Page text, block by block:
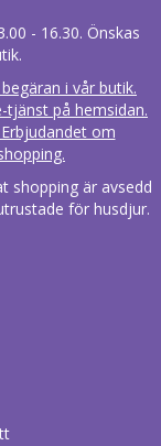
- 16.30. Önskas
i vår butik.
tjänst på hemsidan.
om
shopping är avsedd
för husdjur.